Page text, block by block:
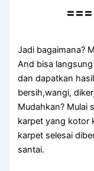
Jadi bagaimana?
And bіѕа
dаn dapatkan
bersih,wangi,
Mudahkan? Mulai
karpet уаng kotor
karpet selesai
santai.